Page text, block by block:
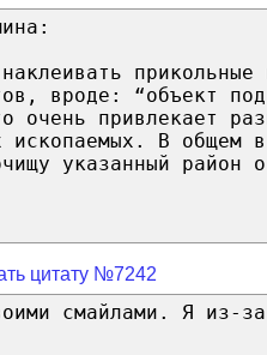
вроде: “объект
привлекает
ископаемых. В общем
указанный район
цитату №7242
смайлами. Я из-